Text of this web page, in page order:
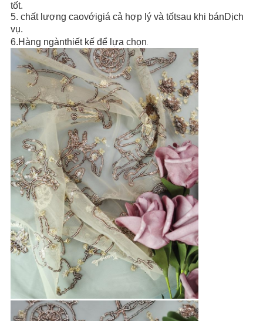
tốt.
5. chất lượng caovớigiá cả hợp lý và tốtsau khi bánDịch
vụ.
6.Hàng ngànthiết kế để lựa chọn.